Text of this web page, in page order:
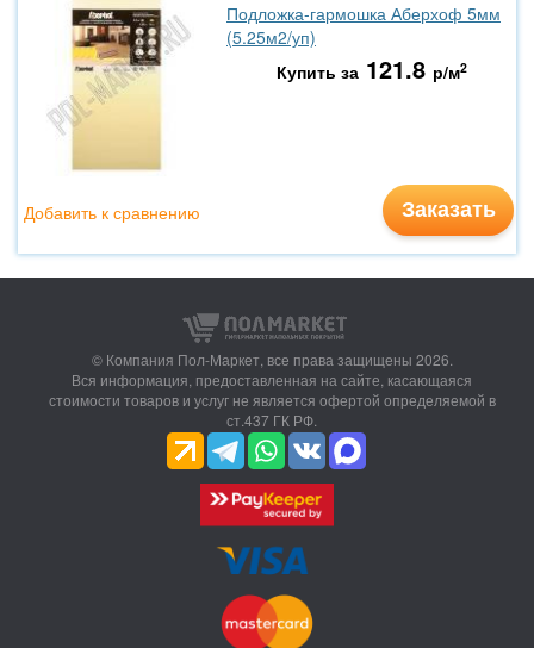
Подложка-гармошка Аберхоф 5мм
(5.25м2/уп)
Купить за 121.8 р/м2
Заказать
Добавить к сравнению
© Компания Пол-Маркет, все права защищены 2026.
Вся информация, предоставленная на сайте, касающаяся
стоимости товаров и услуг не является офертой определяемой в
ст.437 ГК РФ.